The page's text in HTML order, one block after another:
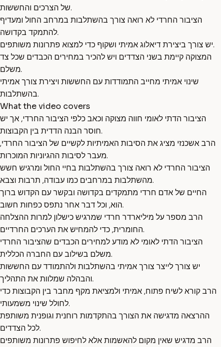
של הצרכים והחששות.
הציבור החרדי לא רואה צורך בהשתלבות במרחב החול ומעדיף
להתמקד בקדושה.
יש צורך ביצירת דיאלוג אמיתי ושקוף כדי למצוא פתרונות משותפים.
המצוקה קיימת בשני הצדדים ויש להכיר במחירים הכבדים שכל צד
משלם.
שינוי אמיתי מחייב התמודדות עם החששות ויצירת צורך אמיתי
בהשתלבות.
What the video covers
הציבור הדתי לאומי חווה מצוקה וכאב כלפי הציבור החרדי, אך יש
חוסר הבנה הדדית בין הקבוצות.
הרב אשכנזי מציג את הסיבות האמיתיות לקשיים של הציבור החרדי,
מעבר לסיבות ההגיוניות המוכרות.
הציבור החרדי לא רואה צורך בהשתלבות בחיי החול ומרגיש חשש
מהשתלבות במרחבים כמו עבודה, תרבות וצבא.
החיים של אדם חרדי מתמקדים בקדושה ובקשר עם הקדוש ברוך
הוא, וכל דבר אחר נתפס כפחות חשוב.
הרב מספר על מיליארדר חרדי שמרגיש כישלון למרות ההצלחה
החומרית, כדי להמחיש את הערכים החרדיים.
הציבור הדתי לאומי לא מודע למחירים הכבדים שהציבור החרדי
משלם בשילוב עם החברה הכללית.
יש צורך לייצר צורך אמיתי בהשתלבות ולהתמודד עם החששות
והבהלה שמלוות את התהליך.
הרב קורא לשיח פתוח, אמיתי ולמציאת מקף מחבר בין הקבוצות כדי
לחולל שינוי משמעותי.
ההרצאה מדגישה את הצורך בהתקדמות רוחנית וגופנית משותפת
לכל הצדדים.
הרב מדגיש שאין מקום להאשמות אלא לחיפוש פתרונות משותפים